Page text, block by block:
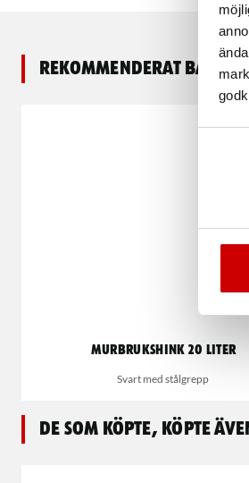
Rekommenderat
Murbrukshink 20 liter
Svart med stålgrepp
De som köpte, köpte